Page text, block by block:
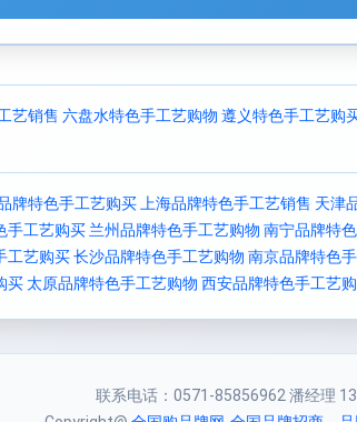
艺销售 六盘水特色手工艺购物 遵义特色手工艺购
牌特色手工艺购买 上海品牌特色手工艺销售 天津
手工艺购买 兰州品牌特色手工艺购物 南宁品牌特
工艺购买长沙品牌特色手工艺购物 南京品牌特色
买 太原品牌特色手工艺购物 西安品牌特色手工艺
联系电话：0571-85856962 潘经理